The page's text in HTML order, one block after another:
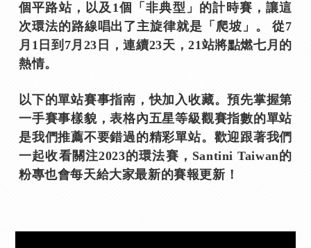
個平路站，以及1個「非典型」的計時賽，讓這
次環法的路線唱出了主旋律就是「爬坡」。 從7
月1日到7月23日，連續23天，21站將點燃七月的
熱情。
以下的單站賽事指南，快加入收藏。預先掌握第
一手賽事樣貌，表格內五星等級觀賽指數的單站
是我們推薦不要錯過的精彩單站。歡迎跟著我們
一起收看關注2023的環法賽，Santini Taiwan的
粉專也會每天給大家最新的賽報更新！